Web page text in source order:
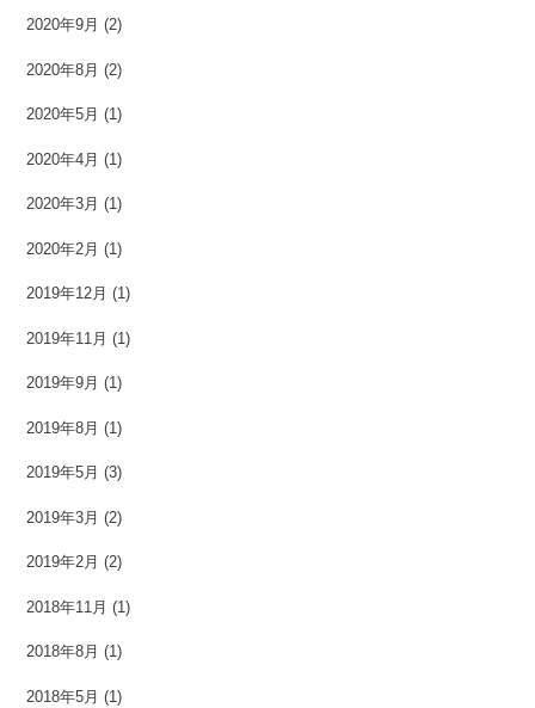
2020年9月 (2)
2020年8月 (2)
2020年5月 (1)
2020年4月 (1)
2020年3月 (1)
2020年2月 (1)
2019年12月 (1)
2019年11月 (1)
2019年9月 (1)
2019年8月 (1)
2019年5月 (3)
2019年3月 (2)
2019年2月 (2)
2018年11月 (1)
2018年8月 (1)
2018年5月 (1)